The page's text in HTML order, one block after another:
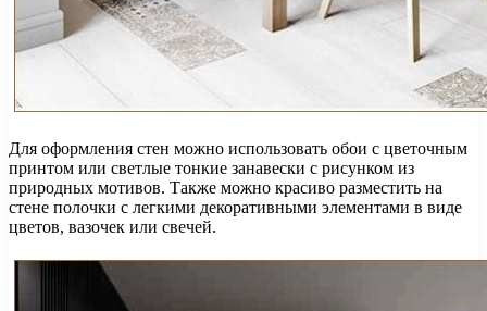
Для оформления стен можно использовать обои с цветочным
принтом или светлые тонкие занавески с рисунком из
природных мотивов. Также можно красиво разместить на
стене полочки с легкими декоративными элементами в виде
цветов, вазочек или свечей.